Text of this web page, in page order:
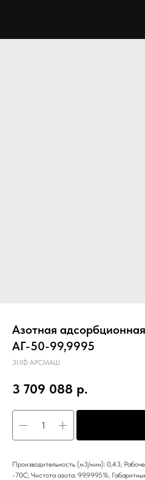
Азотная
АГ-50-99,9995
ЗИФ АРСМАШ
3 709 088 р.
Производительность (м3/мин): 0,43;
-70С; Чистота азота: 99,9995%;